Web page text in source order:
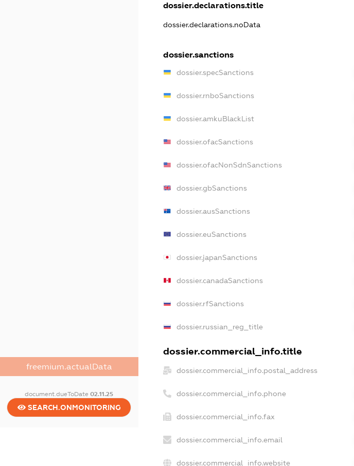
freemium.actualData
document.dueToDate02.11.25
SEARCH.ONMONITORING
dossier.declarations.title
dossier.declarations.noData
dossier.sanctions
dossier.specSanctions
dossier.rnboSanctions
dossier.amkuBlackList
dossier.ofacSanctions
dossier.ofacNonSdnSanctions
dossier.gbSanctions
dossier.ausSanctions
dossier.euSanctions
dossier.japanSanctions
dossier.canadaSanctions
dossier.rfSanctions
dossier.russian_reg_title
dossier.commercial_info.title
dossier.commercial_info.postal_address
dossier.commercial_info.phone
dossier.commercial_info.fax
dossier.commercial_info.email
dossier.commercial_info.website